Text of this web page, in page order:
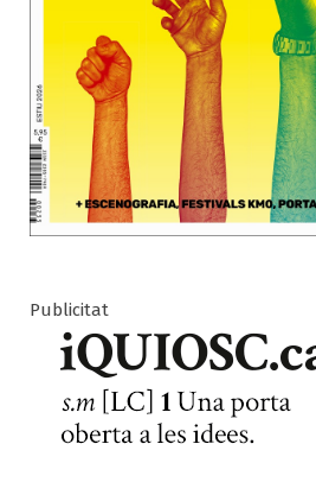
Publicitat